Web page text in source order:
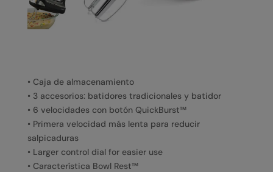
• Caja de almacenamiento
• 3 accesorios: batidores tradicionales y batidor
• 6 velocidades con botón QuickBurst™
• Primera velocidad más lenta para reducir
salpicaduras
• Larger control dial for easier use
• Característica Bowl Rest™